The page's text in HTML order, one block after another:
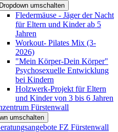
Dropdown umschalten
Fledermäuse - Jäger der Nacht
für Eltern und Kinder ab 5
Jahren
Workout- Pilates Mix (3-
2026)
"Mein Körper-Dein Körper"
Psychosexuelle Entwicklung
bei Kindern
Holzwerk-Projekt für Eltern
und Kinder von 3 bis 6 Jahren
Fürstenwall
umschalten
FZ Fürstenwall